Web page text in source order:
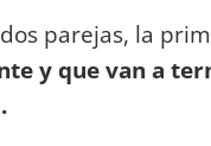
parejas, la
y que van a